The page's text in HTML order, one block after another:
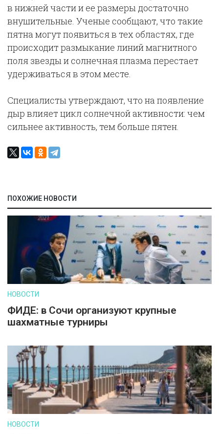
в нижней части и ее размеры достаточно
внушительные. Ученые сообщают, что такие
пятна могут появиться в тех областях, где
происходит размыкание линий магнитного
поля звезды и солнечная плазма перестает
удерживаться в этом месте.
Специалисты утверждают, что на появление
дыр влияет цикл солнечной активности: чем
сильнее активность, тем больше пятен.
ПОХОЖИЕ НОВОСТИ
НОВОСТИ
ФИДЕ: в Сочи организуют крупные
шахматные турниры
НОВОСТИ